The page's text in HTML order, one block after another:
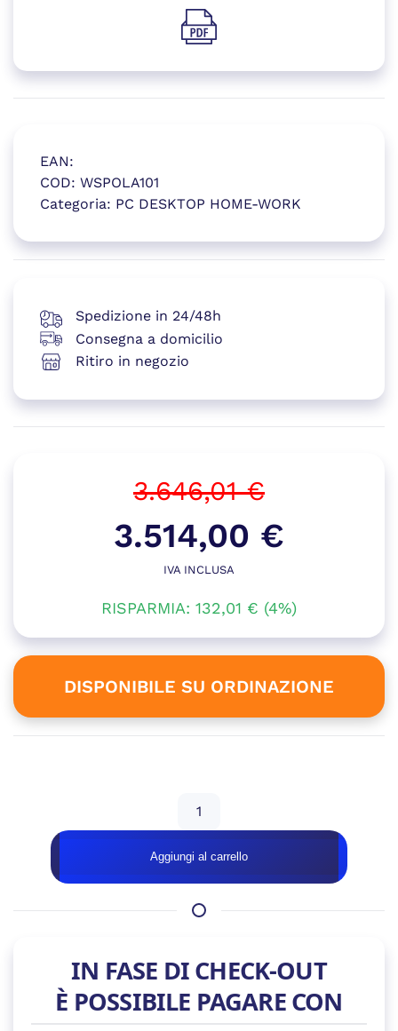
EAN:
COD: WSPOLA101
Categoria: PC DESKTOP HOME-WORK
(si apre in una nuova
(si apre in una nuova
3.646,01€
Il
prezzo
originale
3.514,00 €
Il
prezzo
attuale
è:
3.514,00 €.
IVA INCLUSA
RISPARMIA: 132,01 € (4%)
DISPONIBILE SU ORDINAZIONE
Spedizione in 24/48h
Consegna a domicilio
Ritiro in negozio
RTX
5070
Aggiungi al carrello
IN FASE DI CHECK-OUT
È POSSIBILE PAGARE CON